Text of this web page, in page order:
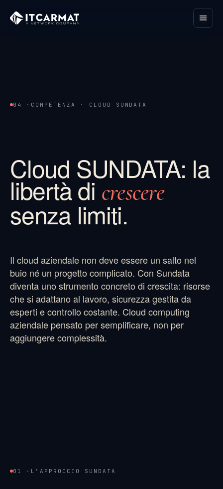
04 · COMPETENZA · CLOUD SUNDATA
Cloud SUNDATA: la
libertà dicrescere
senza limiti.
Il cloud aziendale non deve essere un salto nel
buio né un progetto complicato. Con Sundata
diventa uno strumento concreto di crescita: risorse
che si adattano al lavoro, sicurezza gestita da
esperti e controllo costante. Cloud computing
aziendale pensato per semplificare, non per
aggiungere complessità.
01 · L’APPROCCIO SUNDATA